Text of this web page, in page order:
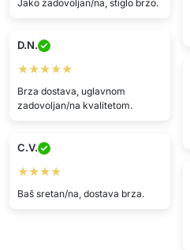
Jako zadovoljan/na, stiglo brzo.
D.N.
★★★★★
Brza dostava, uglavnom
zadovoljan/na kvalitetom.
C.V.
★★★★
Baš sretan/na, dostava brza.